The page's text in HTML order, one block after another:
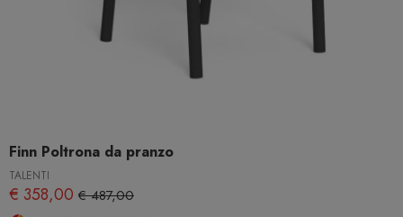
Finn Poltrona da pranzo
TALENTI
€ 358,00 € 487,00